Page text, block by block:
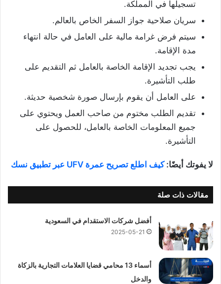
تسجيلها في المملكة.
سريان صلاحية جواز السفر الخاص بالعالم.
سيتم فرض غرامة مالية على العامل في حالة انتهاء
مدة الإقامة.
يجب تجديد الإقامة الخاصة بالعامل ثم التقديم على
طلب التأشيرة.
على العامل أن يقوم بإرسال صورة شخصية حديثة.
تقديم الطلب مختوم من صاحب العمل ويحتوي على
جميع المعلومات الخاصة بالعامل، للحصول على
التأشيرة.
لا يفوتك أيضًا:كيف اطلع تصريح عمرة UFV عبر تطبيق نسك
مقالات ذات صلة
أفضل شركات الاستقدام في السعودية
2025-05-21
أسماء 13 محامي قضايا العلامات التجارية بالزكاة
والدخل